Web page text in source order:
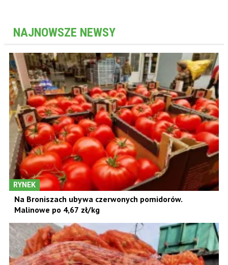
NAJNOWSZE NEWSY
RYNEK
Na Broniszach ubywa czerwonych pomidorów.
Malinowe po 4,67 zł/kg